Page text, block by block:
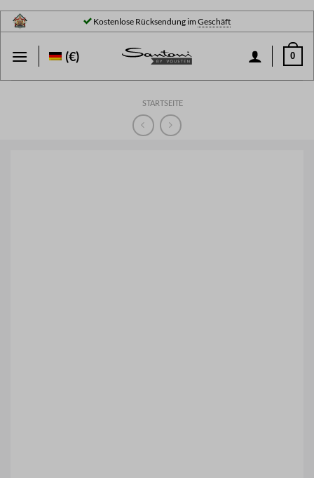
Zum
Inhalt
springen
Kostenlose Rücksendung im Geschäft
(€) 0
STARTSEITE